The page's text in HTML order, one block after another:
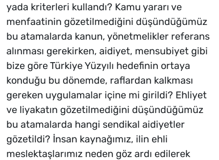
yada kriterleri kullandı? Kamu yararı ve
menfaatinin gözetilmediğini düşündüğümüz
bu atamalarda kanun, yönetmelikler referans
alınması gerekirken, aidiyet, mensubiyet gibi
bize göre Türkiye Yüzyılı hedefinin ortaya
konduğu bu dönemde, raflardan kalkması
gereken uygulamalar içine mi girildi? Ehliyet
ve liyakatın gözetilmediğini düşündüğümüz
bu atamalarda hangi sendikal aidiyetler
gözetildi? İnsan kaynağımız, ilin ehli
meslektaşlarımız neden göz ardı edilerek